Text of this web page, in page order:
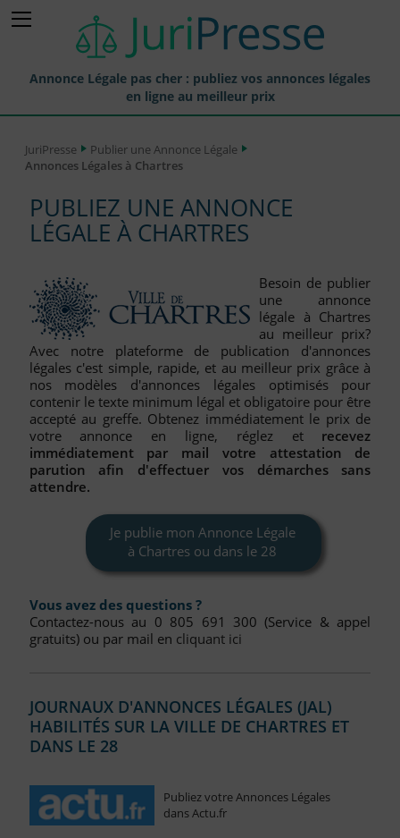
Annonce Légale pas cher : publiez vos annonces légales
en ligne au meilleur prix
Annonces Légales Publiées
Tarif et Prix d'une Annonce Légale
Journaux Habilités (JAL) Annonces Légales
Liste des Greffes
Liste des CCI
Le Blog pour les Entreprises
FAQ
Nous Contacter
Compte PRO
JuriPresse
Publier une Annonce Légale
Annonces Légales à Chartres
PUBLIEZ UNE ANNONCE
LÉGALE À CHARTRES
Besoin de publier
une annonce
légale à Chartres
au meilleur prix?
Avec notre plateforme de publication d'annonces
légales c'est simple, rapide, et au meilleur prix grâce à
nos modèles d'annonces légales optimisés pour
contenir le texte minimum légal et obligatoire pour être
accepté au greffe. Obtenez immédiatement le prix de
votre annonce en ligne, réglez et recevez
immédiatement par mail votre attestation de
parution afin d'effectuer vos démarches sans
attendre.
Je publie mon Annonce Légale
à Chartres ou dans le 28
Vous avez des questions ?
Contactez-nous au 0 805 691 300 (Service & appel
gratuits) ou par mail en cliquant ici
JOURNAUX D'ANNONCES LÉGALES (JAL)
HABILITÉS SUR LA VILLE DE CHARTRES ET
DANS LE 28
Publiez votre Annonces Légales
dans Actu.fr